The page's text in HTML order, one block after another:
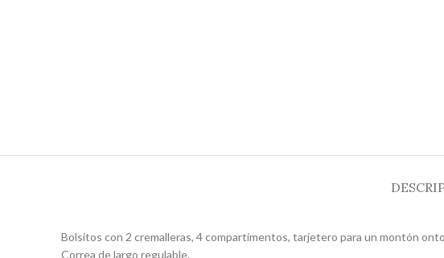
Bolsitos con 2 cremalleras, 4 compartimentos, tarjetero para un montón
Correa de largo regulable.